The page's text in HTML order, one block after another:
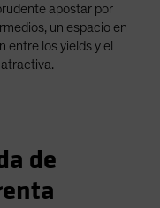
apostar por
un espacio en
entre los yields y el
de